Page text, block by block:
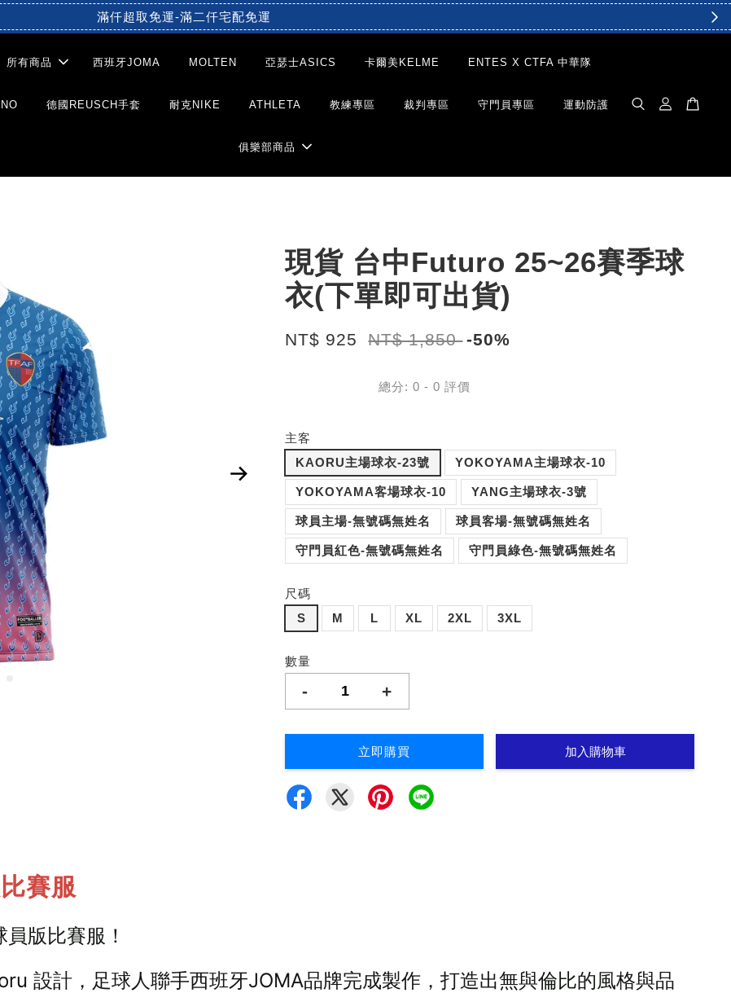
滿仟超取免運-滿二仟宅配免運
所有商品 西班牙JOMA MOLTEN 亞瑟士ASICS 卡爾美KELME ENTES X CTFA 中華隊
德國REUSCH手套 耐克NIKE ATHLETA 教練專區 裁判專區 守門員專區 運動防護
俱樂部商品
現貨 台中Futuro 25~26賽季球
衣(下單即可出貨)
NT$ 925 NT$ 1,850 -50%
總分:0 -0 評價
主客
KAORU主場球衣-23號
YOKOYAMA主場球衣-10
YOKOYAMA客場球衣-10 YANG主場球衣-3號
球員主場-無號碼無姓名 球員客場-無號碼無姓名
守門員紅色-無號碼無姓名 守門員綠色-無號碼無姓名
尺碼
S
M L XL 2XL 3XL
數量
- +
立即購買 加入購物車
賽服
版比賽服！
設計，足球人聯手西班牙JOMA品牌完成製作，打造出無與倫比的風格與品